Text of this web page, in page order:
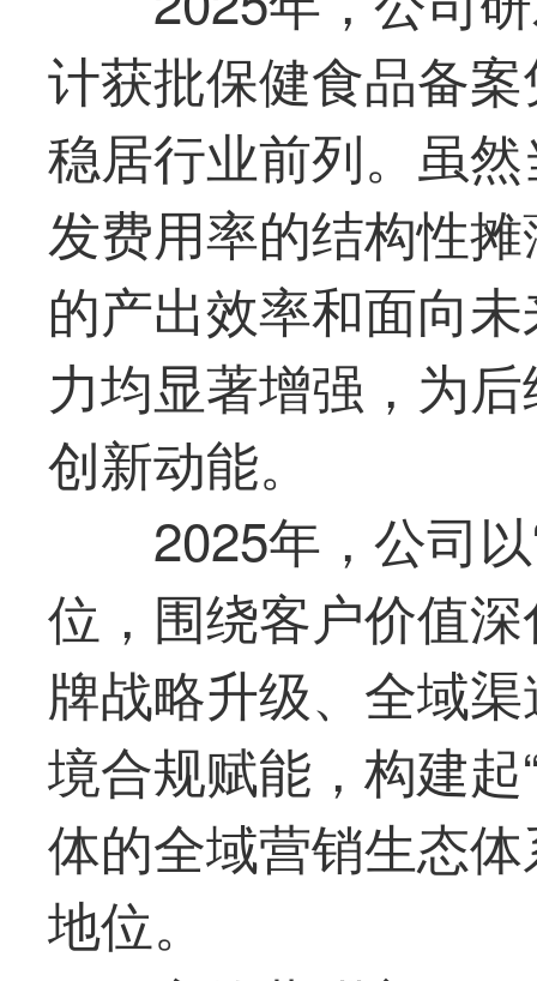
计获批保健食品备
稳居行业前列。虽
发费用率的结构性
的产出效率和面向
力均显著增强，为
创新动能。
2025年，公司
位，围绕客户价值
牌战略升级、全域
境合规赋能，构建
体的全域营销生态
地位。